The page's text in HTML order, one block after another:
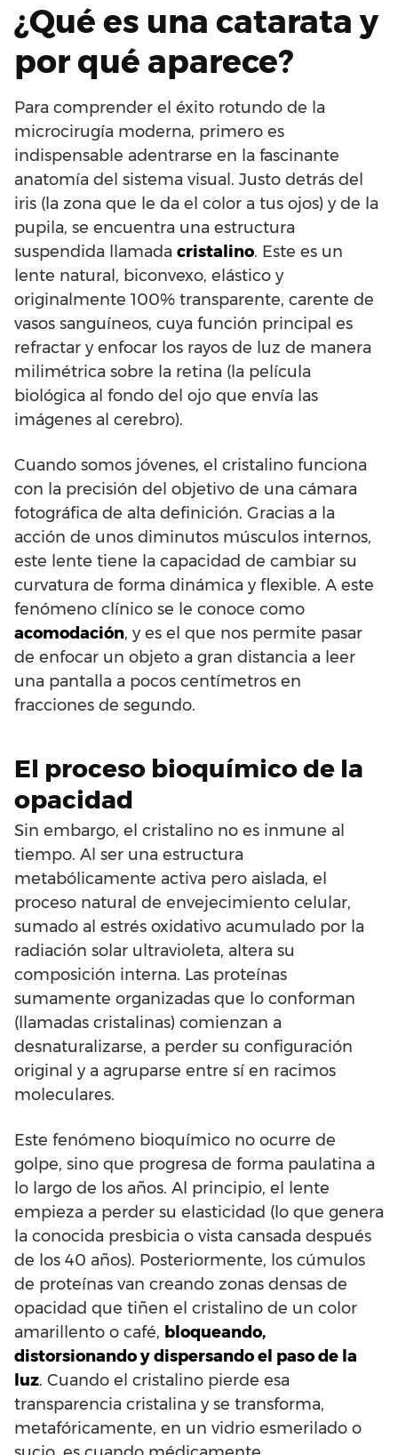
¿Qué es una catarata y
por qué aparece?
Para comprender el éxito rotundo de la
microcirugía moderna, primero es
indispensable adentrarse en la fascinante
anatomía del sistema visual. Justo detrás del
iris (la zona que le da el color a tus ojos) y de la
pupila, se encuentra una estructura
suspendida llamada cristalino. Este es un
lente natural, biconvexo, elástico y
originalmente 100% transparente, carente de
vasos sanguíneos, cuya función principal es
refractar y enfocar los rayos de luz de manera
milimétrica sobre la retina (la película
biológica al fondo del ojo que envía las
imágenes al cerebro).
Cuando somos jóvenes, el cristalino funciona
con la precisión del objetivo de una cámara
fotográfica de alta definición. Gracias a la
acción de unos diminutos músculos internos,
este lente tiene la capacidad de cambiar su
curvatura de forma dinámica y flexible. A este
fenómeno clínico se le conoce como
acomodación, y es el que nos permite pasar
de enfocar un objeto a gran distancia a leer
una pantalla a pocos centímetros en
fracciones de segundo.
El proceso bioquímico de la
opacidad
Sin embargo, el cristalino no es inmune al
tiempo. Al ser una estructura
metabólicamente activa pero aislada, el
proceso natural de envejecimiento celular,
sumado al estrés oxidativo acumulado por la
radiación solar ultravioleta, altera su
composición interna. Las proteínas
sumamente organizadas que lo conforman
(llamadas cristalinas) comienzan a
desnaturalizarse, a perder su configuración
original y a agruparse entre sí en racimos
moleculares.
Este fenómeno bioquímico no ocurre de
golpe, sino que progresa de forma paulatina a
lo largo de los años. Al principio, el lente
empieza a perder su elasticidad (lo que genera
la conocida presbicia o vista cansada después
de los 40 años). Posteriormente, los cúmulos
de proteínas van creando zonas densas de
opacidad que tiñen el cristalino de un color
amarillento o café, bloqueando,
distorsionando y dispersando el paso de la
luz. Cuando el cristalino pierde esa
transparencia cristalina y se transforma,
metafóricamente, en un vidrio esmerilado o